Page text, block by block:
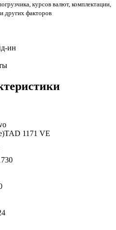
курсов валют, комплектации,
других факторов
ин
TAD 1171 VE